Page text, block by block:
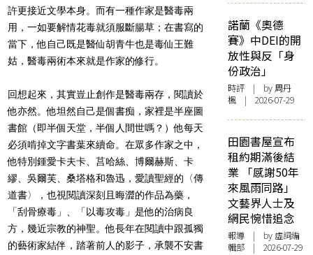
許更接近文學本身。而有一種作家是醫毒兩
用，一如要解情花毒就須服斷腸草；在書寫的
當下，他自己既是醫仙胡青牛也是毒仙王難
姑，醫毒兩術本來就是作家的修行。
回想起來，其實豈止創作是醫毒兩存，閱讀於
他亦然。他坦然自己是個書痴，家裡是半座圖
書館（即半個天堂，半個人間世嗎？）他每天
必須啃掉文字書葉來續命。在眾多作家之中，
他特別鍾愛卡夫卡、莒哈絲、博爾赫斯、卡
繆、吳爾芙、桑塔格和魯迅，愛讀聖經的〈傳
道書〉，也視閱讀深刻且晦澀的作品為藥，
「刮骨療毒」、「以毒攻毒」是他的治病良
方，幾近宗教的神聖。他長年在閱讀中跟孤獨
的藝術家結伴，踏著前人的影子，承襲不安書
諾蘭《奧德
賽》中DEI的開
放性與反「身
份政治」
時評 | by周丹
楓 | 2026-07-29
田園書屋宣布
租約期滿後結
業 「感謝50年
來風雨同路」
文藝界人士及
網民惋惜追念
報導 | by 虛詞編
輯部 | 2026-07-29